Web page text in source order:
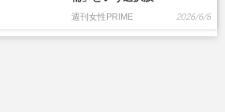
週刊女性PRIME 2026/6/8